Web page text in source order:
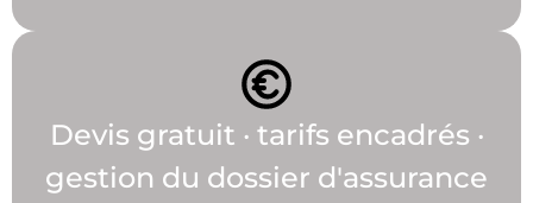
Devis gratuit · tarifs encadrés ·
gestion du dossier d'assurance